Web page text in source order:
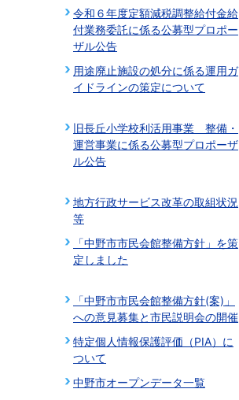
令和６年度定額減税調整給付金給
付業務委託に係る公募型プロポー
ザル公告
用途廃止施設の処分に係る運用ガ
イドラインの策定について
旧長丘小学校利活用事業 整備・
運営事業に係る公募型プロポーザ
ル公告
地方行政サービス改革の取組状況
等
「中野市市民会館整備方針」を策
定しました
「中野市市民会館整備方針(案)」
への意見募集と市民説明会の開催
特定個人情報保護評価（PIA）に
ついて
中野市オープンデータ一覧